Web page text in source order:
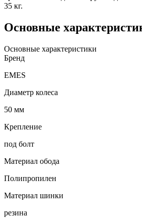
35 кг.
Основные
Основные характеристики
Бренд
EMES
Диаметр колеса
50 мм
Крепление
под болт
Материал обода
Полипропилен
Материал шинки
резина